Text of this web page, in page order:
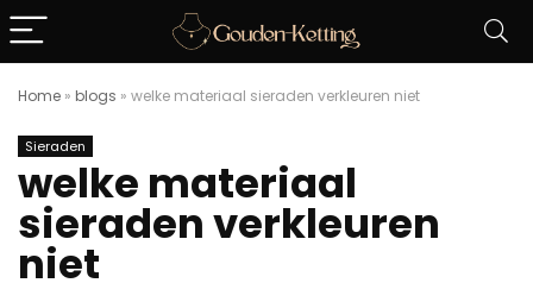
Home » blogs » welke materiaal sieraden verkleuren niet
Sieraden
welke materiaal
sieraden verkleuren
niet